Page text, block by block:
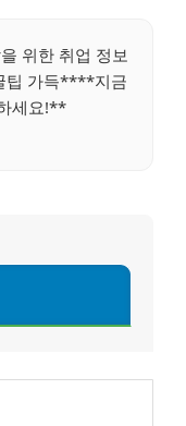
위한 취업 정보
팁 가득****지금
세요!**